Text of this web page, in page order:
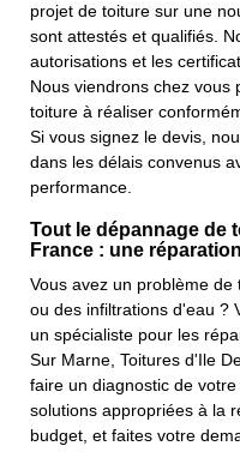
projet de toiture sur une
sont attestés et qualifiés.
autorisations et les
Nous viendrons chez vous
toiture à réaliser
Si vous signez le devis,
dans les délais convenus
performance.
Tout le dépannage de
France : une
Vous avez un problème
ou des infiltrations d'eau ?
un spécialiste pour les
Sur Marne, Toitures d'Ile
faire un diagnostic de
solutions appropriées à la
budget, et faites votre